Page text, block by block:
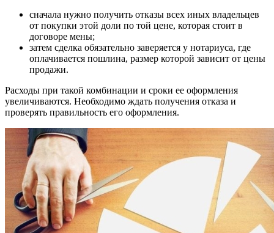
сначала нужно получить отказы всех иных владельцев
от покупки этой доли по той цене, которая стоит в
договоре мены;
затем сделка обязательно заверяется у нотариуса, где
оплачивается пошлина, размер которой зависит от цены
продажи.
Расходы при такой комбинации и сроки ее оформления
увеличиваются. Необходимо ждать получения отказа и
проверять правильность его оформления.